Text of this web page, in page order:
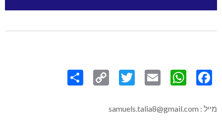
Link
מייל : samuels.talia8@gmail.com